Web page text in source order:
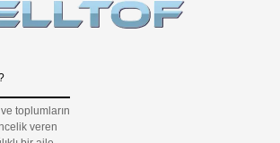
toplumların
veren